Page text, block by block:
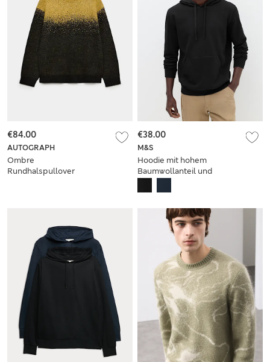
AUTOGRAPH
Ombre
Rundhalspullover
€84.00
M&S
Hoodie mit hohem
Baumwollanteil und
€38.00